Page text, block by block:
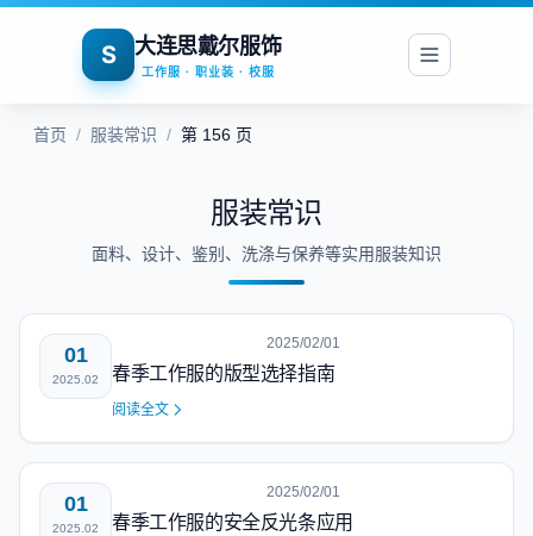
S 大连思戴尔服饰
工作服 · 职业装 · 校服
首页 / 服装常识 / 第 156 页
服装常识
面料、设计、鉴别、洗涤与保养等实用服装知识
01
2025.02
2025/02/01
春季工作服的版型选择指南
阅读全文
01
2025.02
2025/02/01
春季工作服的安全反光条应用